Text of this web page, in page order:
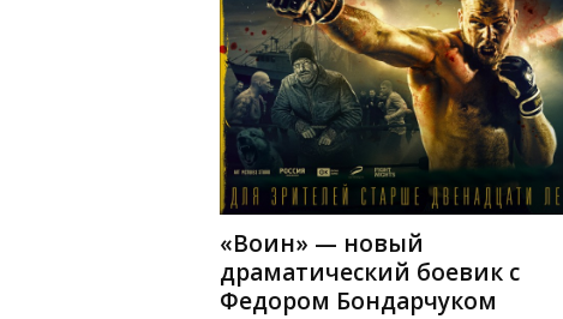
«Воин» — новый
драматический боевик с
Федором Бондарчуком